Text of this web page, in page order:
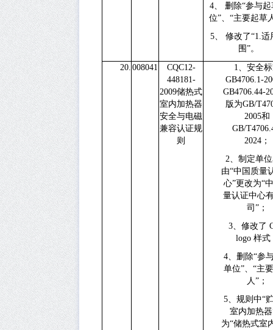
4、 删除“参与起
位”、“主要起草
5、 修改了“1. 适
围”。
20. 008041
CQC12-
448181-
2009储热式
室内加热器
安全与电磁
兼容认证规
则
1、 安全
GB4706.1-
GB4706.44-
版为GB/
2005和
GB/
2024 ；
2、 制定单
由“中国质量
心”更改为“
量认证中心
司”；
3、 修改了
logo 样式
4、 删除“参
单位”、“主
人”；
5、 规则中“
室内加热
为“储热式室